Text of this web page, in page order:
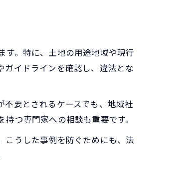
す。特に、土地の用途地域や現行
イドラインを確認し、違法とな
要とされるケースでも、地域社
つ専門家への相談も重要です。
こうした事例を防ぐためにも、法